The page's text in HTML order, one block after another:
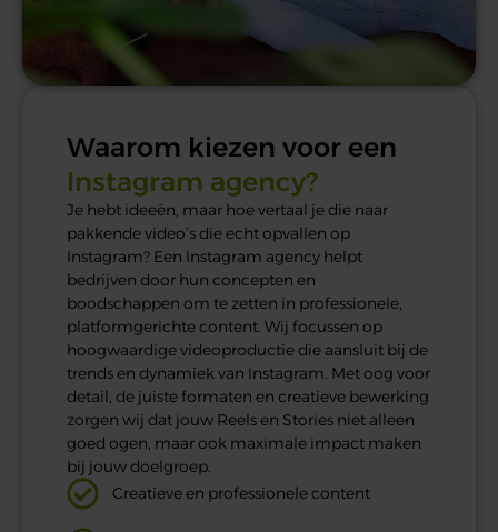
Waarom kiezen voor een
Instagram agency?
Je hebt ideeën, maar hoe vertaal je die naar
pakkende video’s die echt opvallen op
Instagram? Een Instagram agency helpt
bedrijven door hun concepten en
boodschappen om te zetten in professionele,
platformgerichte content. Wij focussen op
hoogwaardige videoproductie die aansluit bij de
trends en dynamiek van Instagram. Met oog voor
detail, de juiste formaten en creatieve bewerking
zorgen wij dat jouw Reels en Stories niet alleen
goed ogen, maar ook maximale impact maken
bij jouw doelgroep.
Creatieve en professionele content